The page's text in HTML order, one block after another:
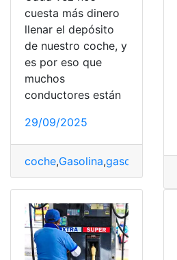
cuesta más dinero
llenar el depósito
de nuestro coche, y
es por eso que
muchos
conductores están
29/09/2025
coche,Gasolina,gasolina low